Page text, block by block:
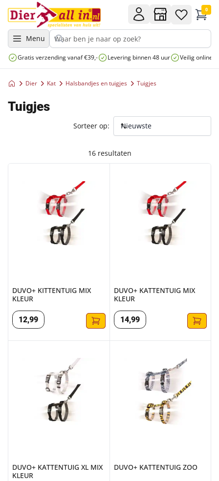
Menu
0
Gratis verzending vanaf €39,- Levering binnen 48 uur Veilig online
Dier Kat Halsbandjes en tuigjes Tuigjes
Tuigjes
16 resultaten
Sorteer op:
DUVO+ KITTENTUIG MIX
KLEUR
12,99
DUVO+ KATTENTUIG MIX
KLEUR
14,99
DUVO+ KATTENTUIG XL MIX
KLEUR
DUVO+ KATTENTUIG ZOO